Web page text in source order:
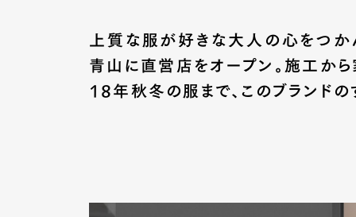
上質な服が好きな大人の心をつか
青山に直営店をオープン。施工か
18年秋冬の服まで、このブランドの